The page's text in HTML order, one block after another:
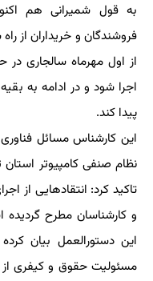
به قول شمیرانی هم
فروشندگان و خریداران از
از اول مهرماه سالجاری
اجرا شود و در ادامه به
پیدا کند.
این کارشناس مسائل
نظام صنفی کامپیوتر استان
تاکید کرد: انتقادهایی از
و کارشناسان مطرح
این دستورالعمل بیان
مسئولیت حقوق و کیفری از